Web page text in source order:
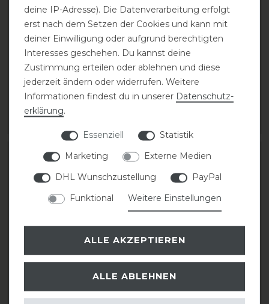
EGO7 Mini Kchaps Lyra
109,00 € *
Kentaur Alex Lederchaps
118,58 € *
Tonics Chaps Sirius
Parlanti Chaps Classic,
Damen, Herren
deine IP-Adresse). Die Datenverarbeitung erfolgt
erst nach dem Setzen der Cookies und kann mit
deiner Einwilligung oder aufgrund berechtigten
Interesses geschehen. Du kannst deine
Zustimmung erteilen oder ablehnen und diese
jederzeit ändern oder widerrufen. Weitere
Informationen findest du in unserer Daten­schutz­
erklärung.
Essenziell
Statistik
Marketing
Externe Medien
DHL Wunschzustellung
PayPal
Funktional
Weitere Einstellungen
ALLE AKZEPTIEREN
ALLE ABLEHNEN